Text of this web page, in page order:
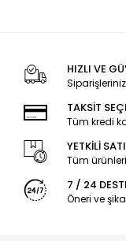
HIZLI VE
TAKSİT
Tüm kredi
YETKİLİ
Tüm
7 / 24
Öneri ve